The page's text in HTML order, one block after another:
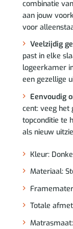
combinatie
aan jouw
voor
Veelzijdig
past in elke
logeerkamer
een gezellige
Eenvoudig
cent: veeg het
topconditie te
als nieuw
Kleur:
Materiaal:
Totale